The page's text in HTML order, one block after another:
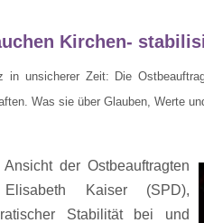
Kirchen-
in unsicherer Zeit: Die
Was sie über Glauben, Werte
der Ostbeauftragten
Kaiser (SPD),
Stabilität bei und